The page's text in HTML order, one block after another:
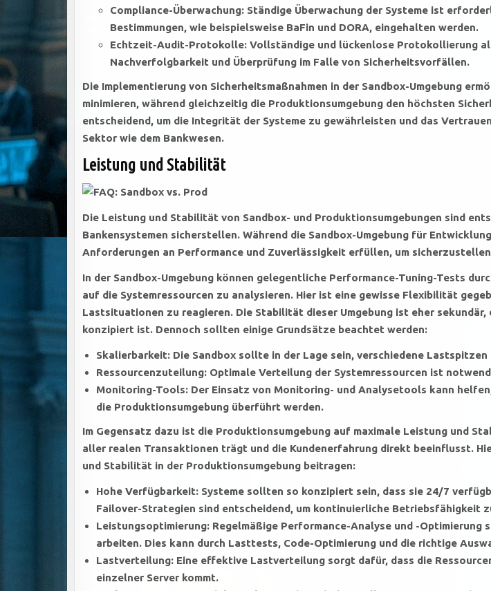
Compliance-Überwachung: Ständige Überwachung der Systeme ist
Bestimmungen, wie beispielsweise BaFin und DORA, eingehalten werden.
Echtzeit-Audit-Protokolle: Vollständige und lückenlose Protokollierung
Nachverfolgbarkeit und Überprüfung im Falle von Sicherheitsvorfällen.
Die Implementierung von Sicherheitsmaßnahmen in der Sandbox-Umgebung
minimieren, während gleichzeitig die Produktionsumgebung den höchsten
entscheidend, um die Integrität der Systeme zu gewährleisten und das
Sektor wie dem Bankwesen.
Leistung und Stabilität
Die Leistung und Stabilität von Sandbox- und Produktionsumgebungen sind
Bankensystemen sicherstellen. Während die Sandbox-Umgebung für
Anforderungen an Performance und Zuverlässigkeit erfüllen, um
In der Sandbox-Umgebung können gelegentliche Performance-Tuning-Tests
auf die Systemressourcen zu analysieren. Hier ist eine gewisse Flexibilität
Lastsituationen zu reagieren. Die Stabilität dieser Umgebung ist eher
konzipiert ist. Dennoch sollten einige Grundsätze beachtet werden:
Skalierbarkeit: Die Sandbox sollte in der Lage sein, verschiedene
Ressourcenzuteilung: Optimale Verteilung der Systemressourcen ist
Monitoring-Tools: Der Einsatz von Monitoring- und Analysetools kann
die Produktionsumgebung überführt werden.
Im Gegensatz dazu ist die Produktionsumgebung auf maximale Leistung und
aller realen Transaktionen trägt und die Kundenerfahrung direkt beeinflusst.
und Stabilität in der Produktionsumgebung beitragen:
Hohe Verfügbarkeit: Systeme sollten so konzipiert sein, dass sie 24/7
Failover-Strategien sind entscheidend, um kontinuierliche Betriebsfähigkeit
Leistungsoptimierung: Regelmäßige Performance-Analyse und -
arbeiten. Dies kann durch Lasttests, Code-Optimierung und die richtige
Lastverteilung: Eine effektive Lastverteilung sorgt dafür, dass die
einzelner Server kommt.